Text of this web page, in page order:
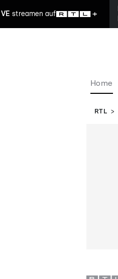
streamen auf
Home
RTL